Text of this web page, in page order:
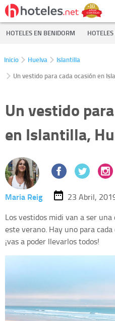
HOTELES EN BENIDORM
Inicio Huelva
Islantilla
Un vestido para cada ocasión en
Un vestido
en Islantilla,
Maria Reig
23 Abril,
Los vestidos midi van a ser
este verano. Hay uno para
¡vas a poder llevarlos todos!